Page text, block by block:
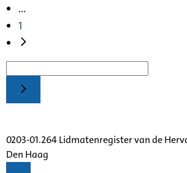
...
1
0203-01.264 Lidmatenregister van de
Den Haag